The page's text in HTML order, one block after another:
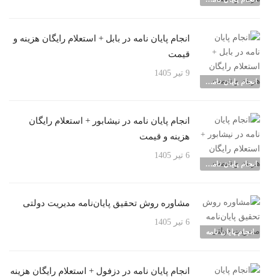
انجام پایان نامه شهرها
انجام پایان نامه در بابل + استعلام رایگان هزینه و
قیمت
9 تیر 1405
انجام پایان نامه شهرها
انجام پایان نامه در نیشابور + استعلام رایگان
هزینه و قیمت
6 تیر 1405
انجام پایان نامه
مشاوره روش تحقیق پایان‌نامه مدیریت دولتی
6 تیر 1405
انجام پایان نامه در دزفول + استعلام رایگان هزینه